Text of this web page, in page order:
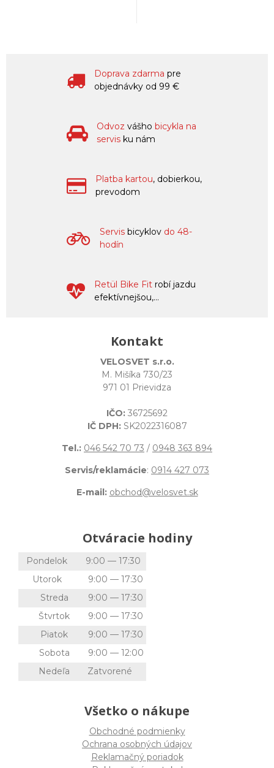
Doprava zdarma pre
objednávky od 99 €
Odvoz vášho bicykla na
servis ku nám
Platba kartou, dobierkou,
prevodom
Servis bicyklov do 48-
hodín
Retül Bike Fit robí jazdu
efektívnejšou,...
Kontakt
VELOSVET s.r.o.
M. Mišíka 730/23
971 01 Prievidza
IČO: 36725692
IČ DPH: SK2022316087
Tel.: 046 542 70 73 / 0948 363 894
Servis/reklamácie: 0914 427 073
E-mail: obchod@velosvet.sk
Otváracie hodiny
Pondelok
9:00 — 17:30
Utorok
9:00 — 17:30
Streda
9:00 — 17:30
Štvrtok
9:00 — 17:30
Piatok
9:00 — 17:30
Sobota
9:00 — 12:00
Nedeľa
Zatvorené
Všetko o nákupe
Obchodné podmienky
Ochrana osobných údajov
Reklamačný poriadok